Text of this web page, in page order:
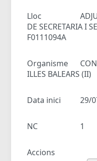
Lloc
DE SECRETARIA I
F0111094A
Organisme
ILLES BALEARS (II)
Data inici 29/
NC 1
Accions